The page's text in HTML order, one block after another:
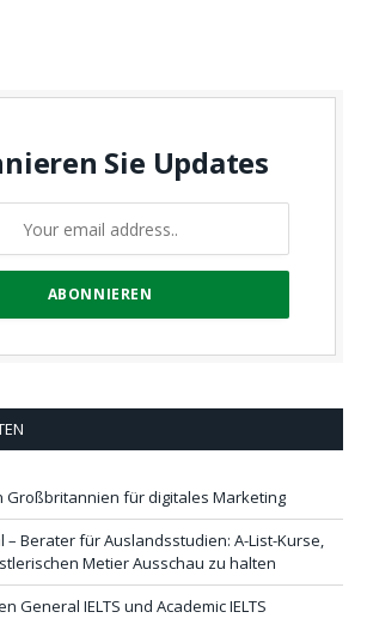
Sie Updates
Großbritannien für digitales Marketing
– Berater für Auslandsstudien: A-List-Kurse,
Metier Ausschau zu halten
General IELTS und Academic IELTS